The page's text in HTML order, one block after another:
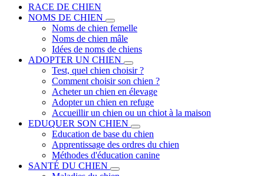
RACE DE CHIEN
NOMS DE CHIEN
Noms de chien femelle
Noms de chien mâle
Idées de noms de chiens
ADOPTER UN CHIEN
Test, quel chien choisir ?
Comment choisir son chien ?
Acheter un chien en élevage
Adopter un chien en refuge
Accueillir un chien ou un chiot à la maison
EDUQUER SON CHIEN
Education de base du chien
Apprentissage des ordres du chien
Méthodes d'éducation canine
SANTÉ DU CHIEN